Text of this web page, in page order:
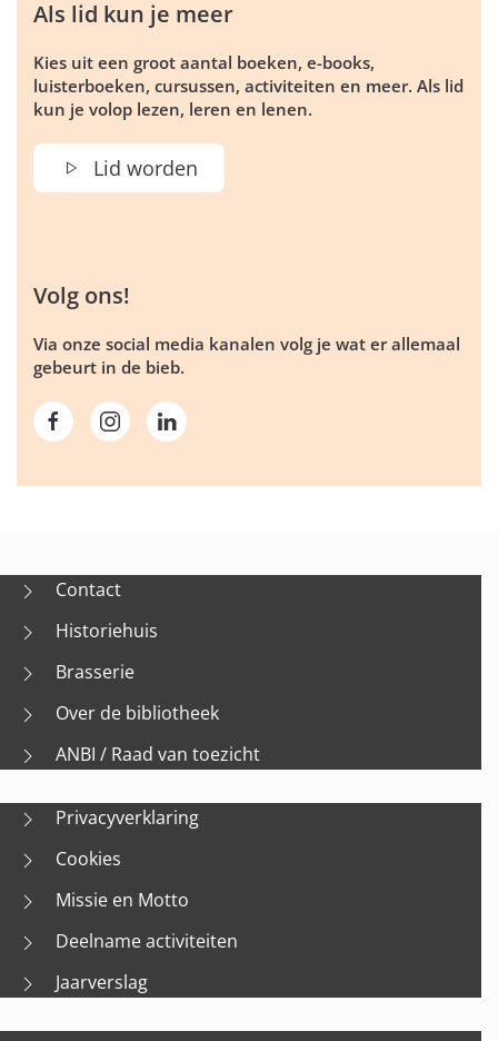
Als lid kun je meer
Kies uit een groot aantal boeken, e-books,
luisterboeken, cursussen, activiteiten en meer. Als lid
kun je volop lezen, leren en lenen.
Lid worden
Volg ons!
Via onze social media kanalen volg je wat er allemaal
gebeurt in de bieb.
Contact
Historiehuis
Brasserie
Over de bibliotheek
ANBI / Raad van toezicht
Privacyverklaring
Cookies
Missie en Motto
Deelname activiteiten
Jaarverslag